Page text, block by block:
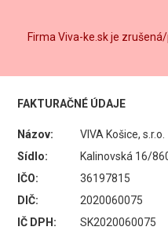
Firma Viva-ke.sk je
FAKTURAČNÉ ÚDAJE
Názov:
VIVA Košice, s.r.o.
Sídlo:
Kalinovská 16/
IČO:
36197815
DIČ:
2020060075
IČ DPH:
SK2020060075